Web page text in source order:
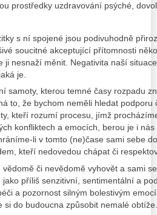
prostředky uzdravování psýché,
s ní spojené jsou podivuhodně
soucitné akceptující přítomnosti
ji nesnaží měnit. Negativita naší
je.
samoty, kterou temné časy rozpadu
to, že bychom neměli hledat podporu
kteří rozumí procesu, jímž
konfliktech a emocích, berou je i
li v tomto (ne)čase sami sebe
kteří nedovedou chápat či
či nevědomě vyhovět a sami
příliš senzitivní, sentimentální a
a pozornost silným bolestivým
si do budoucna způsobit nemalé obtíže.